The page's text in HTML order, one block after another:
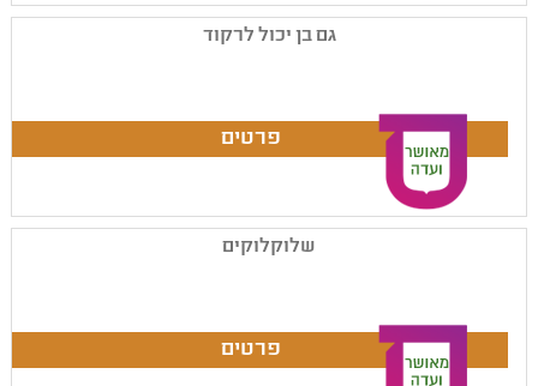
גם בן יכול לרקוד
שלוקלוקים